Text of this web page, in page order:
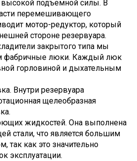
высокой подъемной силы. В
перемешивающего
мотор-редуктор, который
стороне резервуара.
закрытого типа мы
фабричные люки. Каждый люк
горловиной и дыхательным
Внутри резервуара
щелеобразная
жидкостей. Она выполнена
стали, что является большим
так как это значительно
эксплуатации.